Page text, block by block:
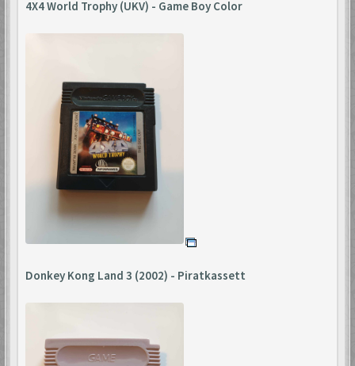
4X4 World Trophy (UKV) - Game Boy Color
Donkey Kong Land 3 (2002) - Piratkassett